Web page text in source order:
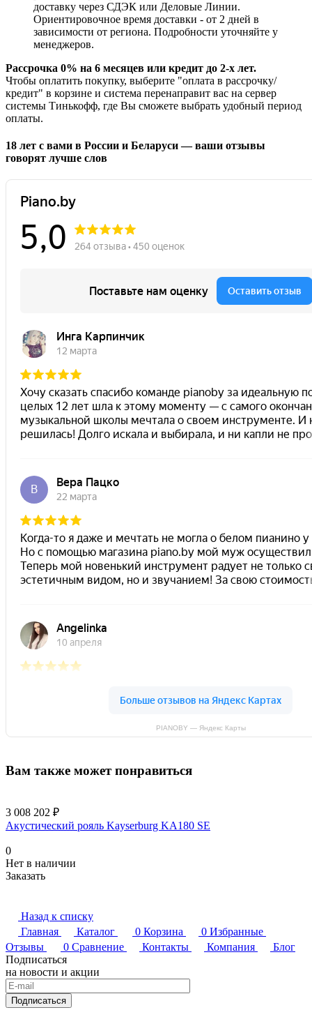
доставку через СДЭК или Деловые Линии.
Ориентировочное время доставки - от 2 дней в
зависимости от региона. Подробности уточняйте у
менеджеров.
Рассрочка 0% на 6 месяцев или кредит до 2-х лет.
Чтобы оплатить покупку, выберите "оплата в рассрочку/
кредит" в корзине и система перенаправит вас на сервер
системы Тинькофф, где Вы сможете выбрать удобный период
оплаты.
18 лет с вами в России и Беларуси — ваши отзывы
говорят лучше слов
PIANOBY — Яндекс Карты
Вам также может понравиться
3 008 202 ₽
Акустический рояль Kayserburg KA180 SE
0
Нет в наличии
Заказать
Назад к списку
Главная
Каталог 0 Корзина 0 Избранные
Отзывы
0 Сравнение Контакты Компания
Блог
Подписаться
на новости и акции
Подписаться